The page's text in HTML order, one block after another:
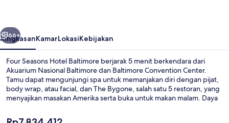
Berikutnya
66+
RingkasanKamarLokasiKebijakan
Four Seasons Hotel Baltimore berjarak 5 menit berkendara dari
Akuarium Nasional Baltimore dan Baltimore Convention Center.
Tamu dapat mengunjungi spa untuk memanjakan diri dengan pijat,
body wrap, atau facial, dan The Bygone, salah satu 5 restoran, yang
menyajikan masakan Amerika serta buka untuk makan malam. Daya
kebugaran 24 jam, dan pusat kebugaran. Para traveler menyukai
Harga